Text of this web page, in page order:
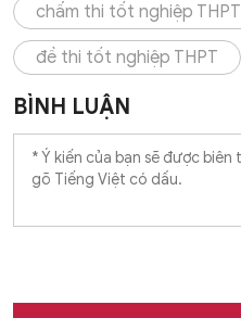
chấm thi tốt nghiệp THPT
đề thi tốt nghiệp THPT
BÌNH LUẬN